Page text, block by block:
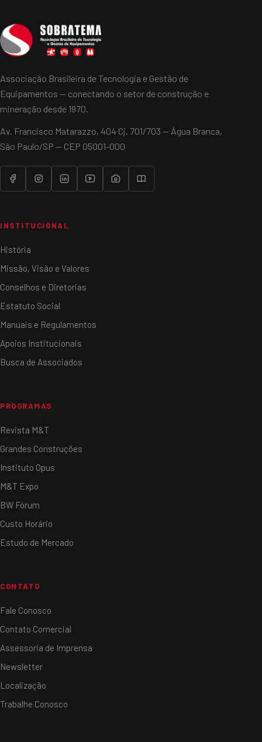
Associação Brasileira de Tecnologia e Gestão de
Equipamentos — conectando o setor de construção e
mineração desde 1970.
Av. Francisco Matarazzo, 404 Cj. 701/703 — Água Branca,
São Paulo/SP — CEP 05001-000
INSTITUCIONAL
História
Missão, Visão e Valores
Conselhos e Diretorias
Estatuto Social
Manuais e Regulamentos
Apoios Institucionais
Busca de Associados
PROGRAMAS
Revista M&T
Grandes Construções
Instituto Opus
M&T Expo
BW Fórum
Custo Horário
Estudo de Mercado
CONTATO
Fale Conosco
Contato Comercial
Assessoria de Imprensa
Newsletter
Localização
Trabalhe Conosco